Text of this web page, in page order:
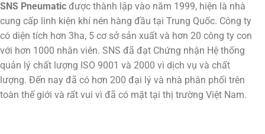
SNS Pneumatic được thành lập vào năm 1999, hiện là nhà
cung cấp linh kiện khí nén hàng đầu tại Trung Quốc. Công ty
có diện tích hơn 3ha, 5 cơ sở sản xuất và hơn 20 công ty con
với hơn 1000 nhân viên. SNS đã đạt Chứng nhận Hệ thống
quản lý chất lượng ISO 9001 và 2000 vì dịch vụ và chất
lượng. Đến nay đã có hơn 200 đại lý và nhà phân phối trên
toàn thế giới và rất vui vì đã có mặt tại thị trường Việt Nam.